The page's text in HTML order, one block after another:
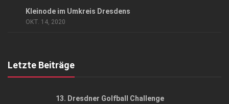
Kleinode im Umkreis Dresdens
OKT. 14, 2020
Letzte Beiträge
13. Dresdner Golfball Challenge